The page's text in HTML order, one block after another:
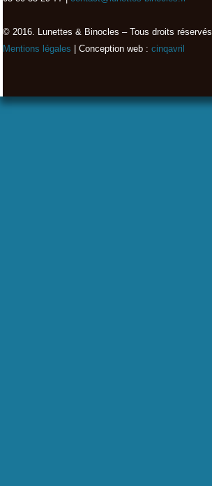
© 2016. Lunettes & Binocles – Tous droits réservés​
Mentions légales | Conception web : cinqavril